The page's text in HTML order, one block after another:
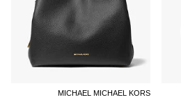
MICHAEL MICHAEL KORS